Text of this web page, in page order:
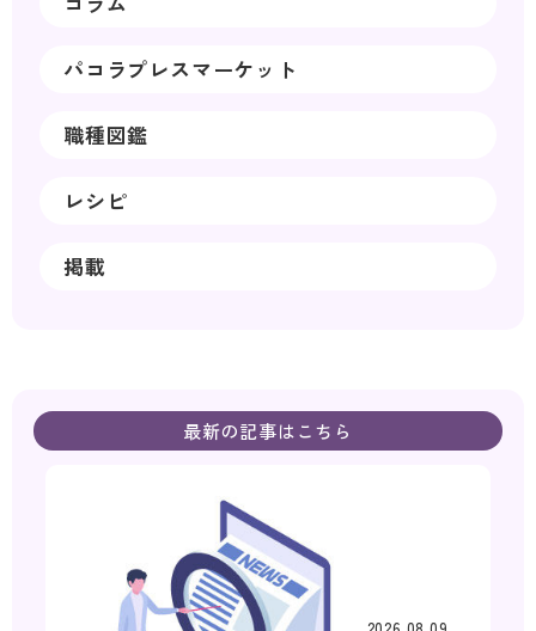
パコラプレスマーケット
職種図鑑
レシピ
掲載
最新の記事はこちら